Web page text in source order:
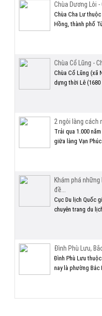
Chùa Dương Lôi -
Chùa Cha Lư
Hồng, thành phố
Chùa Cổ Lũng -
Chùa Cổ Lũng (xã
dựng thời Lê (1680
2 ngôi làng cách
Trải qua 1.000
giữa làng Vạn
Khám phá
đề...
Cục Du lịch Quốc
chuyên trang du
Đình Phù Lưu,
Đình Phù Lưu
nay là phường Bắc